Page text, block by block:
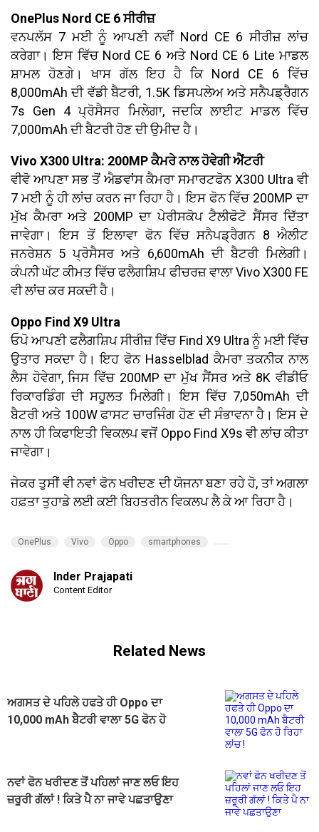
OnePlus Nord CE 6 ਸੀਰੀਜ਼
ਵਨਪਲੱਸ 7 ਮਈ ਨੂੰ ਆਪਣੀ ਨਵੀਂ Nord CE 6 ਸੀਰੀਜ਼ ਲਾਂਚ
ਕਰੇਗਾ। ਇਸ ਵਿੱਚ Nord CE 6 ਅਤੇ Nord CE 6 Lite ਮਾਡਲ
ਸ਼ਾਮਲ ਹੋਣਗੇ। ਖਾਸ ਗੱਲ ਇਹ ਹੈ ਕਿ Nord CE 6 ਵਿੱਚ
8,000mAh ਦੀ ਵੱਡੀ ਬੈਟਰੀ, 1.5K ਡਿਸਪਲੇਅ ਅਤੇ ਸਨੈਪਡ੍ਰੈਗਨ
7s Gen 4 ਪ੍ਰੋਸੈਸਰ ਮਿਲੇਗਾ, ਜਦਕਿ ਲਾਈਟ ਮਾਡਲ ਵਿੱਚ
7,000mAh ਦੀ ਬੈਟਰੀ ਹੋਣ ਦੀ ਉਮੀਦ ਹੈ।
Vivo X300 Ultra: 200MP ਕੈਮਰੇ ਨਾਲ ਹੋਵੇਗੀ ਐਂਟਰੀ
ਵੀਵੋ ਆਪਣਾ ਸਭ ਤੋਂ ਐਡਵਾਂਸ ਕੈਮਰਾ ਸਮਾਰਟਫੋਨ X300 Ultra ਵੀ
7 ਮਈ ਨੂੰ ਹੀ ਲਾਂਚ ਕਰਨ ਜਾ ਰਿਹਾ ਹੈ। ਇਸ ਫੋਨ ਵਿੱਚ 200MP ਦਾ
ਮੁੱਖ ਕੈਮਰਾ ਅਤੇ 200MP ਦਾ ਪੇਰੀਸਕੋਪ ਟੈਲੀਫੋਟੋ ਸੈਂਸਰ ਦਿੱਤਾ
ਜਾਵੇਗਾ। ਇਸ ਤੋਂ ਇਲਾਵਾ ਫੋਨ ਵਿੱਚ ਸਨੈਪਡ੍ਰੈਗਨ 8 ਐਲੀਟ
ਜਨਰੇਸ਼ਨ 5 ਪ੍ਰੋਸੈਸਰ ਅਤੇ 6,600mAh ਦੀ ਬੈਟਰੀ ਮਿਲੇਗੀ।
ਕੰਪਨੀ ਘੱਟ ਕੀਮਤ ਵਿੱਚ ਫਲੈਗਸ਼ਿਪ ਫੀਚਰਜ਼ ਵਾਲਾ Vivo X300 FE
ਵੀ ਲਾਂਚ ਕਰ ਸਕਦੀ ਹੈ।
Oppo Find X9 Ultra
ਓਪੋ ਆਪਣੀ ਫਲੈਗਸ਼ਿਪ ਸੀਰੀਜ਼ ਵਿੱਚ Find X9 Ultra ਨੂੰ ਮਈ ਵਿੱਚ
ਉਤਾਰ ਸਕਦਾ ਹੈ। ਇਹ ਫੋਨ Hasselblad ਕੈਮਰਾ ਤਕਨੀਕ ਨਾਲ
ਲੈਸ ਹੋਵੇਗਾ, ਜਿਸ ਵਿੱਚ 200MP ਦਾ ਮੁੱਖ ਸੈਂਸਰ ਅਤੇ 8K ਵੀਡੀਓ
ਰਿਕਾਰਡਿੰਗ ਦੀ ਸਹੂਲਤ ਮਿਲੇਗੀ। ਇਸ ਵਿੱਚ 7,050mAh ਦੀ
ਬੈਟਰੀ ਅਤੇ 100W ਫਾਸਟ ਚਾਰਜਿੰਗ ਹੋਣ ਦੀ ਸੰਭਾਵਨਾ ਹੈ। ਇਸ ਦੇ
ਨਾਲ ਹੀ ਕਿਫਾਇਤੀ ਵਿਕਲਪ ਵਜੋਂ Oppo Find X9s ਵੀ ਲਾਂਚ ਕੀਤਾ
ਜਾਵੇਗਾ।
ਜੇਕਰ ਤੁਸੀਂ ਵੀ ਨਵਾਂ ਫੋਨ ਖਰੀਦਣ ਦੀ ਯੋਜਨਾ ਬਣਾ ਰਹੇ ਹੋ, ਤਾਂ ਅਗਲਾ
ਹਫ਼ਤਾ ਤੁਹਾਡੇ ਲਈ ਕਈ ਬਿਹਤਰੀਨ ਵਿਕਲਪ ਲੈ ਕੇ ਆ ਰਿਹਾ ਹੈ।
OnePlus Vivo Oppo smartphones
Inder Prajapati
Content Editor
Related News
ਅਗਸਤ ਦੇ ਪਹਿਲੇ ਹਫਤੇ ਹੀ Oppo ਦਾ
10,000 mAh ਬੈਟਰੀ ਵਾਲਾ 5G ਫੋਨ ਹੋ
ਨਵਾਂ ਫੋਨ ਖਰੀਦਣ ਤੋਂ ਪਹਿਲਾਂ ਜਾਣ ਲਓ ਇਹ
ਜ਼ਰੂਰੀ ਗੱਲਾਂ ! ਕਿਤੇ ਪੈ ਨਾ ਜਾਵੇ ਪਛਤਾਉਣਾ